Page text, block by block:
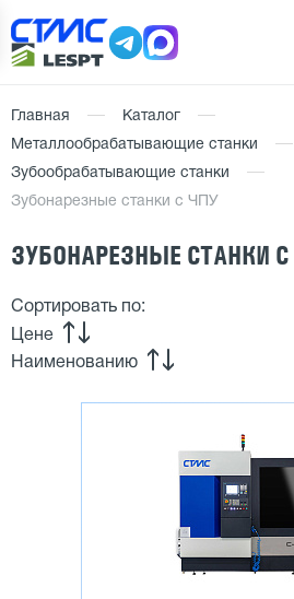
Главная
Каталог
Металлообрабатывающие станки
Зубообрабатывающие станки
Зубонарезные станки с ЧПУ
ЗУБОНАРЕЗНЫЕ СТАНКИ С
Сортировать по:
Цене
Наименованию